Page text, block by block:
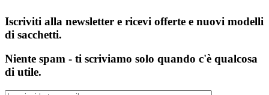
Iscriviti alla newsletter e ricevi offerte e nuovi modelli
di sacchetti.
Niente spam - ti scriviamo solo quando c'è qualcosa
di utile.